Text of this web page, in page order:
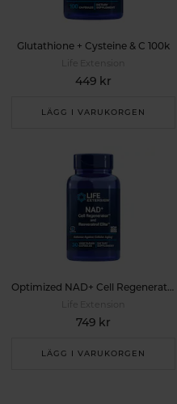
Glutathione + Cysteine & C 100k
Life Extension
449 kr
LÄGG I VARUKORGEN
Optimized NAD+ Cell Regenerator 30k
Life Extension
749 kr
LÄGG I VARUKORGEN